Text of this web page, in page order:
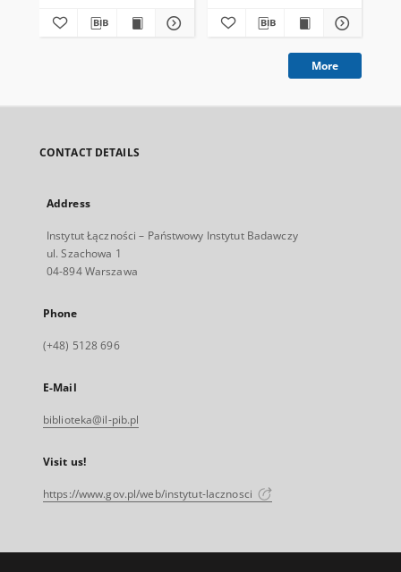
More
CONTACT DETAILS
Address
Instytut Łączności – Państwowy Instytut Badawczy
ul. Szachowa 1
04-894 Warszawa
Phone
(+48) 5128 696
E-Mail
biblioteka@il-pib.pl
Visit us!
https://www.gov.pl/web/instytut-lacznosci